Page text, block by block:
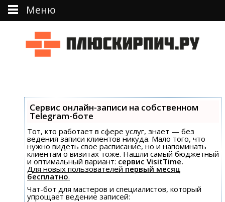
Сервис онлайн-записи на собственном
Telegram-боте
Тот, кто работает в сфере услуг, знает — без
ведения записи клиентов никуда. Мало того, что
нужно видеть свое расписание, но и напоминать
клиентам о визитах тоже. Нашли самый бюджетный
и оптимальный вариант: сервис VisitTime.
Для новых пользователей первый месяц
бесплатно.
Чат-бот для мастеров и специалистов, который
упрощает ведение записей:
Меню